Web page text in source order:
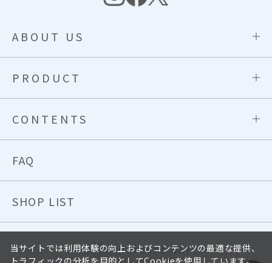
ABOUT US
PRODUCT
CONTENTS
FAQ
SHOP LIST
当サイトでは利用体験の向上およびコンテンツの最適な提供、